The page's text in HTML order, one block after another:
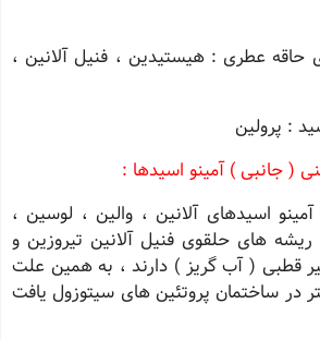
حاقه عطری : هیستیدین ، فنیل آلانین ،
( جانبی ) آمینو اسیدها :
اسیدهای آلانین ، والین ، لوسین ،
های حلقوی فنیل آلانین تیروزین و
قطبی ( آب گریز ) دارند ، به همین علت
در ساختمان پروتئین های سیتوزول یافت